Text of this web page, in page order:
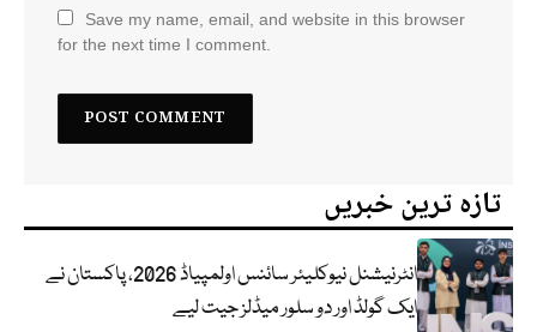
Save my name, email, and website in this browser
for the next time I comment.
تازہ ترین خبریں
انٹرنیشنل نیوکلیئر سائنس اولمپیاڈ 2026، پاکستان نے
ایک گولڈ اور دو سلور میڈلز جیت لیے